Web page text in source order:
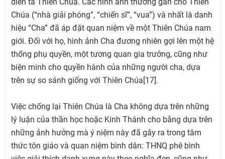
Chúa (“nhà giải phóng”, “chiến sĩ”, “vua”) và nhất là danh
hiệu “Cha” đã áp đặt quan niệm về một Thiên Chúa nam
giới. Đối với họ, hình ảnh Cha đương nhiên gợi lên một hệ
thống phụ quyền, một tương quan gia trưởng, cũng như
biện minh cho quyền hành của những người cha, dựa
trên sự so sánh giống với Thiên Chúa[17].
Việc chống lại Thiên Chúa là Cha không dựa trên những
lý luận của thần học hoặc Kinh Thánh cho bằng dựa trên
những ảnh hưởng mà ý niệm này đã gây ra trong tâm
thức tôn giáo và quan niệm bình dân: THNQ phê bình